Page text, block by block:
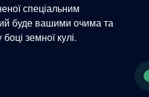
спеціальним
буде вашими очима та
земної кулі.